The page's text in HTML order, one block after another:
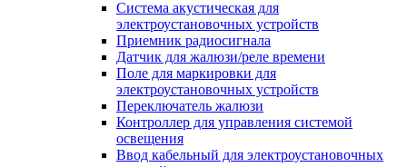
Система акустическая для
электроустановочных устройств
Приемник радиосигнала
Датчик для жалюзи/реле времени
Поле для маркировки для
электроустановочных устройств
Переключатель жалюзи
Контроллер для управления системой
освещения
Ввод кабельный для электроустановочных